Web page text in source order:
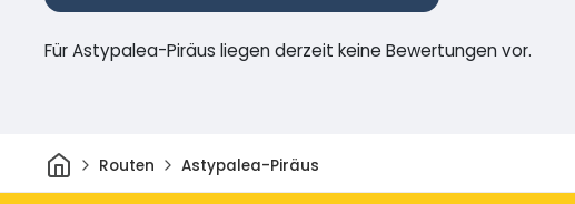
Für Astypalea-Piräus liegen derzeit keine Bewertungen vor.
HeimRouten Astypalea-Piräus